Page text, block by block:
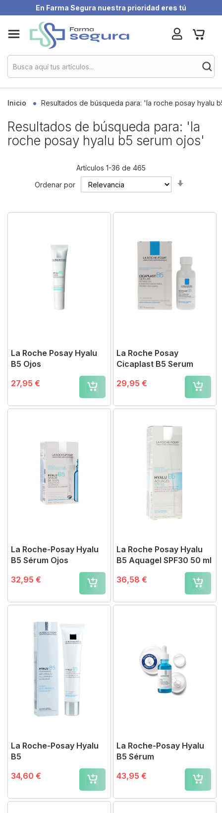
En Farma Segura nuestra prioridad eres tú
to
Content
My
Inicio Resultados de búsqueda para: 'la roche posay hyalu
Resultados de búsqueda para: 'la
roche posay hyalu b5 serum ojos'
Artículos 1-36 de 465
Ordenar por
La Roche Posay Hyalu
B5 Ojos
27,95 €
La Roche Posay
Cicaplast B5 Serum
29,95 €
La Roche-Posay Hyalu
B5 Sérum Ojos
32,95 €
La Roche Posay Hyalu
B5 Aquagel SPF30 50 ml
36,58 €
La Roche-Posay Hyalu
B5
34,60 €
La Roche-Posay Hyalu
B5 Sérum
43,95 €